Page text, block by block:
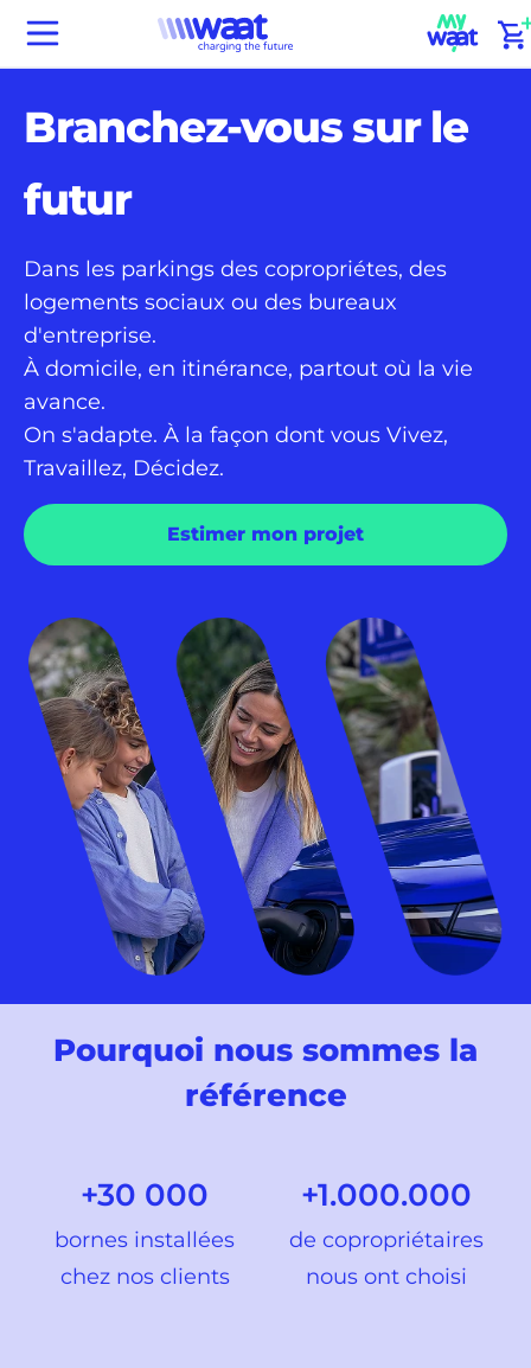
Passer
Waat
home
Branchez-vous sur le
futur
Dans les parkings des copropriétes, des
logements sociaux ou des bureaux
d'entreprise.
À domicile, en itinérance, partout où la vie
avance.
On s'adapte. À la façon dont vous Vivez,
Travaillez, Décidez.
Estimer mon projet
Pourquoi nous sommes la
référence
+30 000
bornes installées
chez nos clients
+1.000.000
de copropriétaires
nous ont choisi